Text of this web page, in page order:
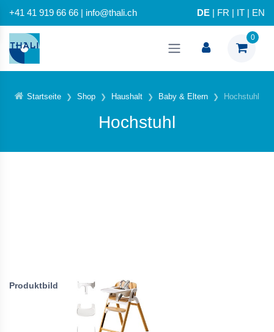
+41 41 919 66 66 | info@thali.ch DE FR IT EN
0
Startseite Shop Haushalt Baby & Eltern Hochstuhl
Hochstuhl